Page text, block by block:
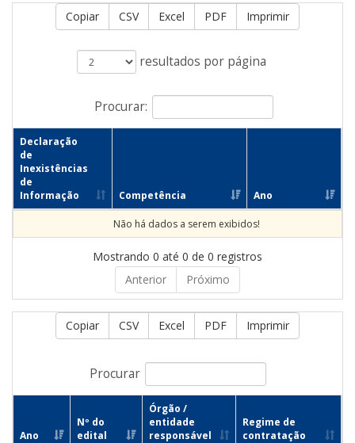
Copiar
CSV Excel PDF Imprimir
resultados por página
Procurar:
Declaração
de
Inexistências
de
Informação
Competência Ano
Não há dados a serem exibidos!
Mostrando 0 até 0 de 0 registros
Anterior
Próximo
Copiar CSV Excel PDF Imprimir
Procurar
Ano
Nº do
edital
Órgão /
entidade
responsável
Regime de
contratação